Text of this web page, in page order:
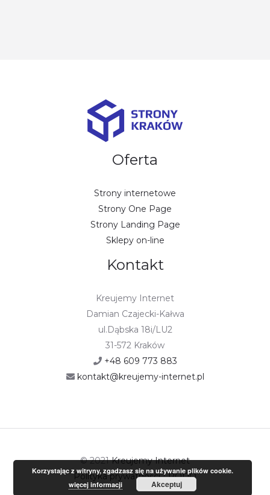
Oferta
Strony internetowe
Strony One Page
Strony Landing Page
Sklepy on-line
Kontakt
Kreujemy Internet
Damian Czajecki-Kałwa
ul.Dąbska 18i/LU2
31-572 Kraków
+48 609 773 883
kontakt@kreujemy-internet.pl
© 2021Kreujemy Internet
Polityka prywatności/RODO
Korzystając z witryny, zgadzasz się na używanie plików cookie.
więcej informacji
Akceptuj